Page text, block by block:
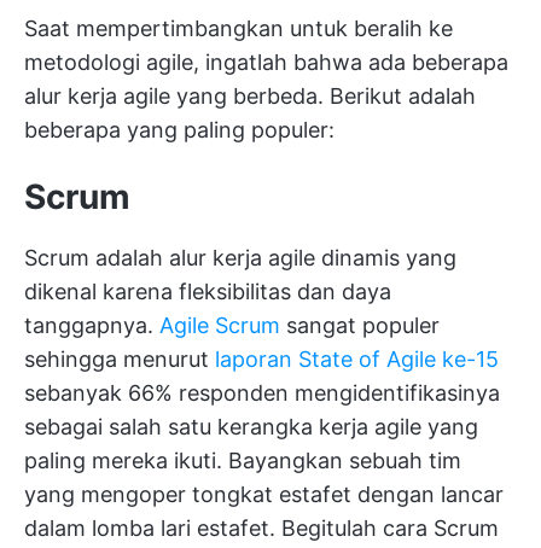
Saat mempertimbangkan untuk beralih ke
metodologi agile, ingatlah bahwa ada beberapa
alur kerja agile yang berbeda. Berikut adalah
beberapa yang paling populer:
Scrum
Scrum adalah alur kerja agile dinamis yang
dikenal karena fleksibilitas dan daya
tanggapnya. Agile Scrum sangat populer
sehingga menurut laporan State of Agile ke-15
sebanyak 66% responden mengidentifikasinya
sebagai salah satu kerangka kerja agile yang
paling mereka ikuti. Bayangkan sebuah tim
yang mengoper tongkat estafet dengan lancar
dalam lomba lari estafet. Begitulah cara Scrum